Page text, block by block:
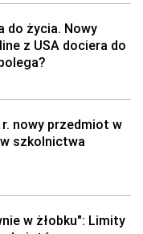
do życia. Nowy
z USA dociera do
nowy przedmiot w
szkolnictwa
w żłobku": Limity